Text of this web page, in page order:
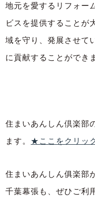
地元を愛するリフォー
ビスを提供することが
域を守り、発展させて
に貢献することができ
住まいあんしん倶楽部
ます。 ★ここをクリッ
住まいあんしん俱楽部
千葉幕張も、ぜひご利